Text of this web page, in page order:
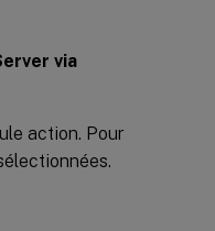
via
action. Pour